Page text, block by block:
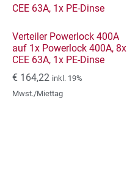
Verteiler Powerlock 400A
auf 1x Powerlock 400A, 8x
CEE 63A, 1x PE-Dinse
€ 164,22 inkl. 19%
Mwst./Miettag